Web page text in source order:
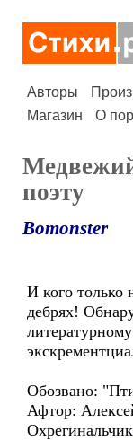
Авторы
Магазин
О
поэту
Bomonster
И кого только
дебрях!
Обозвано:
Афтор: